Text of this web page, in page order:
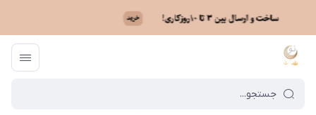
ماه نو / فهرست محصولات